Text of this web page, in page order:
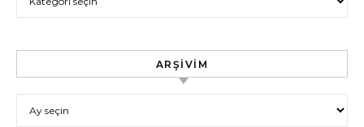
ARŞIVIM